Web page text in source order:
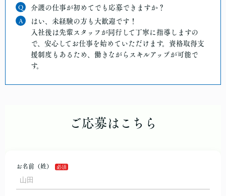
Q 介護の仕事が初めてでも応募できますか？
A
はい、未経験の方も大歓迎です！
入社後は先輩スタッフが同行して丁寧に指導しますの
で、安心してお仕事を始めていただけます。資格取得支
援制度もあるため、働きながらスキルアップが可能で
す。